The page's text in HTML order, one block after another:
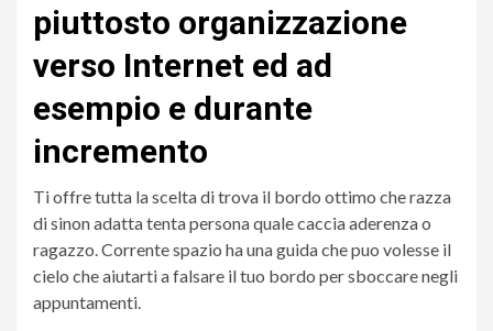
piuttosto organizzazione
verso Internet ed ad
esempio e durante
incremento
Ti offre tutta la scelta di trova il bordo ottimo che razza
di sinon adatta tenta persona quale caccia aderenza o
ragazzo. Corrente spazio ha una guida che puo volesse il
cielo che aiutarti a falsare il tuo bordo per sboccare negli
appuntamenti.